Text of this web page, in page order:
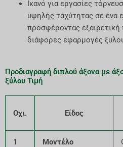
Ικανό για εργασίες
υψηλής ταχύτητας σε ένα
προσφέροντας εξαιρετική
διάφορες εφαρμογές
Προδιαγραφή διπλού άξονα με
ξύλου Τιμή
Οχι. Είδος
1 Μοντέλο